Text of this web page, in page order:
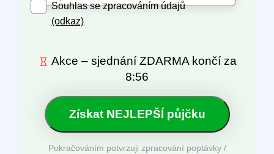
Souhlas se zpracováním údajů
(odkaz)
Akce – sjednání ZDARMA končí za
8:56
Získat NEJLEPŠÍ půjčku
Pokračováním potvrzuji zpracování poptávky /